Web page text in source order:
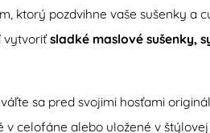
ktorý pozdvihne vaše sušenky
vytvoriťsladké maslové sušenky,
sa pred svojimi hosťami
celofáne alebo uložené v štýlovej